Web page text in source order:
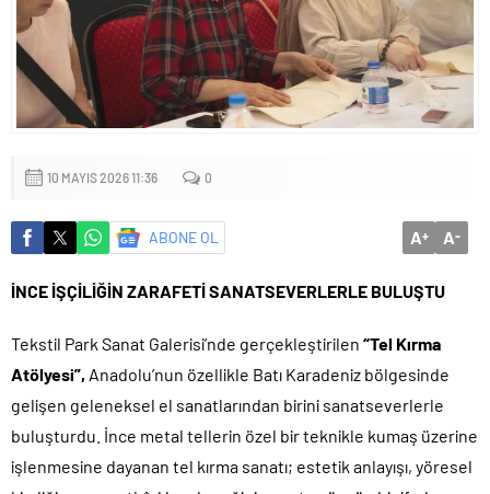
10 MAYIS 2026 11:36 0
ABONE OL A+ A-
İNCE İŞÇİLİĞİN ZARAFETİ SANATSEVERLERLE BULUŞTU
Tekstil Park Sanat Galerisi’nde gerçekleştirilen “Tel Kırma
Atölyesi”, Anadolu’nun özellikle Batı Karadeniz bölgesinde
gelişen geleneksel el sanatlarından birini sanatseverlerle
buluşturdu. İnce metal tellerin özel bir teknikle kumaş üzerine
işlenmesine dayanan tel kırma sanatı; estetik anlayışı, yöresel